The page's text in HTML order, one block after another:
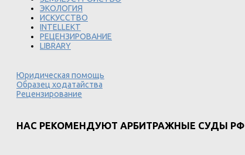
ЭКОЛОГИЯ
ИСКУССТВО
INTELLEKT
РЕЦЕНЗИРОВАНИЕ
LIBRARY
Юридическая помощь
Образец ходатайства
Рецензирование
НАС РЕКОМЕНДУЮТ АРБИТРАЖНЫЕ СУДЫ РФ